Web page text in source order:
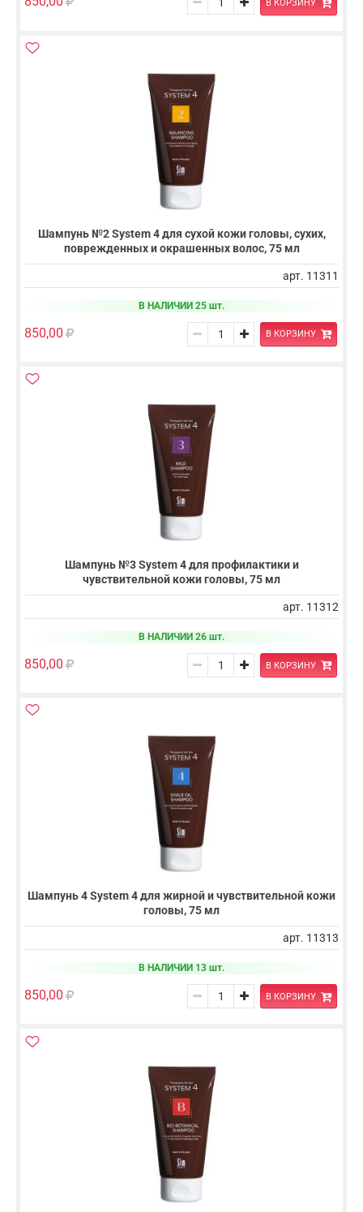
В КОРЗИНУ
Шампунь №2 System 4 для сухой кожи головы, сухих,
поврежденных и окрашенных волос, 75 мл
арт. 11311
В НАЛИЧИИ 25 шт.
850,00 В КОРЗИНУ
Шампунь №3 System 4 для профилактики и
чувствительной кожи головы, 75 мл
арт. 11312
В НАЛИЧИИ 26 шт.
850,00 В КОРЗИНУ
Шампунь 4 System 4 для жирной и чувствительной кожи
головы, 75 мл
арт. 11313
В НАЛИЧИИ 13 шт.
850,00 В КОРЗИНУ